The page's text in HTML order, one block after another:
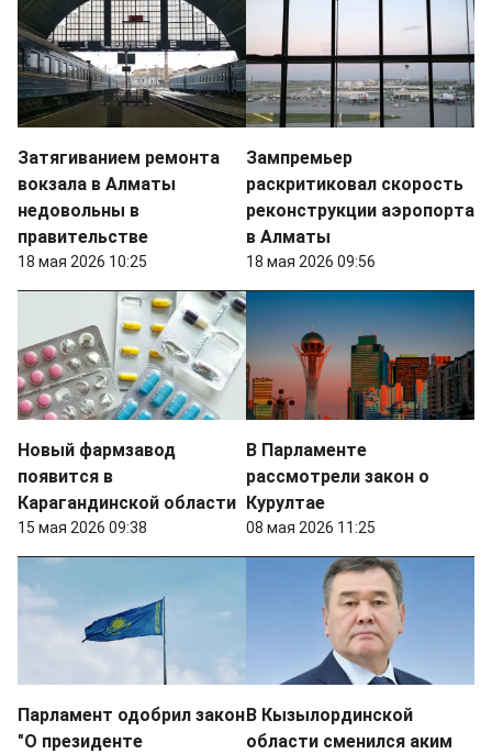
Затягиванием ремонта
вокзала в Алматы
недовольны в
правительстве
18 мая 2026 10:25
Зампремьер
раскритиковал скорость
реконструкции аэропорта
в Алматы
18 мая 2026 09:56
Новый фармзавод
появится в
Карагандинской области
15 мая 2026 09:38
В Парламенте
рассмотрели закон о
Курултае
08 мая 2026 11:25
Парламент одобрил закон
"О президенте
В Кызылординской
области сменился аким